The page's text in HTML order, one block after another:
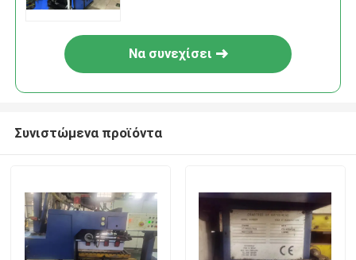
Να συνεχίσει
Συνιστώμενα προϊόντα